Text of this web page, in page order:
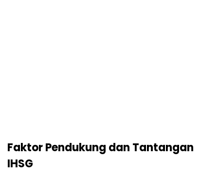
Faktor Pendukung dan Tantangan
IHSG